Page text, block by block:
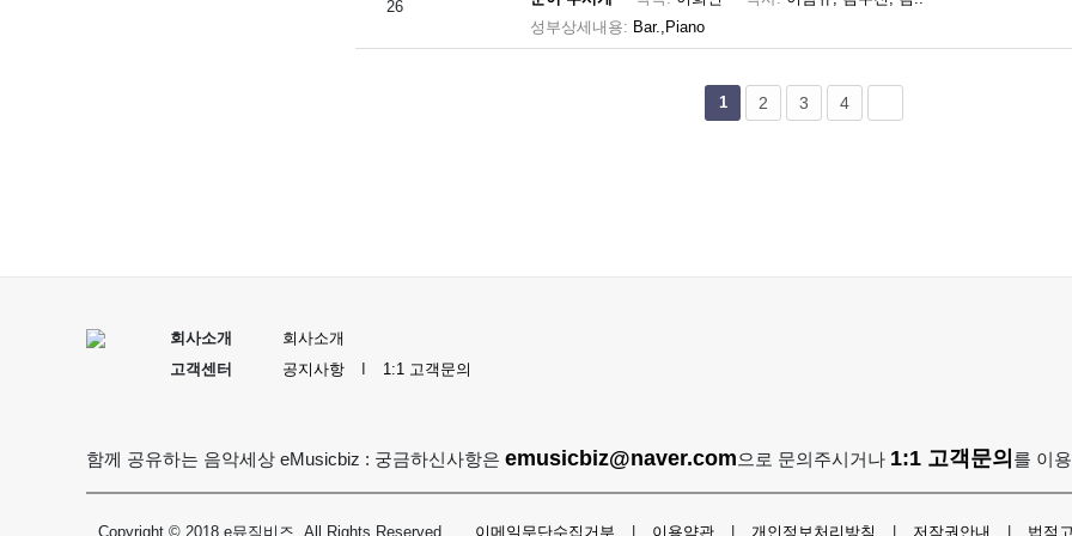
26
성부상세내용: Bar.,Piano
1 2 3 4
회사소개
회사소개
고객센터
공지사항 1:1 고객문의
함께 공유하는 음악세상 eMusicbiz : 궁금하신사항은 emusicbiz@naver.com으로 문의주시거나 1:1 고객문의 를 이
Copyright © 2018 e뮤직비즈. All Rights Reserved. 이메일무단수집거부 이용약관 개인정보처리방침 저작권안내 법적